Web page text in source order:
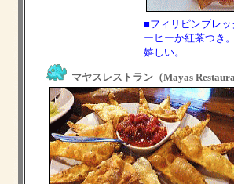
■フィリピンブレッ
ーヒーか紅茶つき
嬉しい。
マヤスレストラン（Mayas